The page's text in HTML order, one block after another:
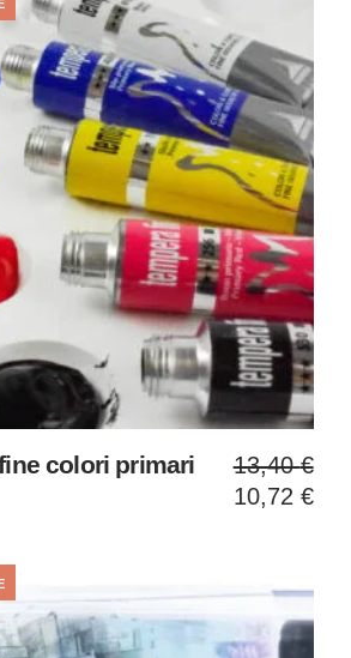
colori primari
13,40€
Il
prezzo
10,72 €
Il
prezzo
attuale